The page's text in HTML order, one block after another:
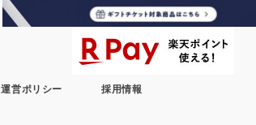
運営ポリシー 採用情報